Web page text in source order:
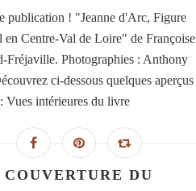
publication ! "Jeanne d'Arc, Figure
en Centre-Val de Loire" de Françoise
Fréjaville. Photographies : Anthony
ci-dessous quelques aperçus
Vues intérieures du livre
COUVERTURE DU